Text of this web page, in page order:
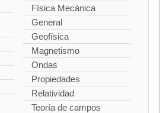
Física Mecánica
General
Geofísica
Magnetismo
Ondas
Propiedades
Relatividad
Teoría de campos